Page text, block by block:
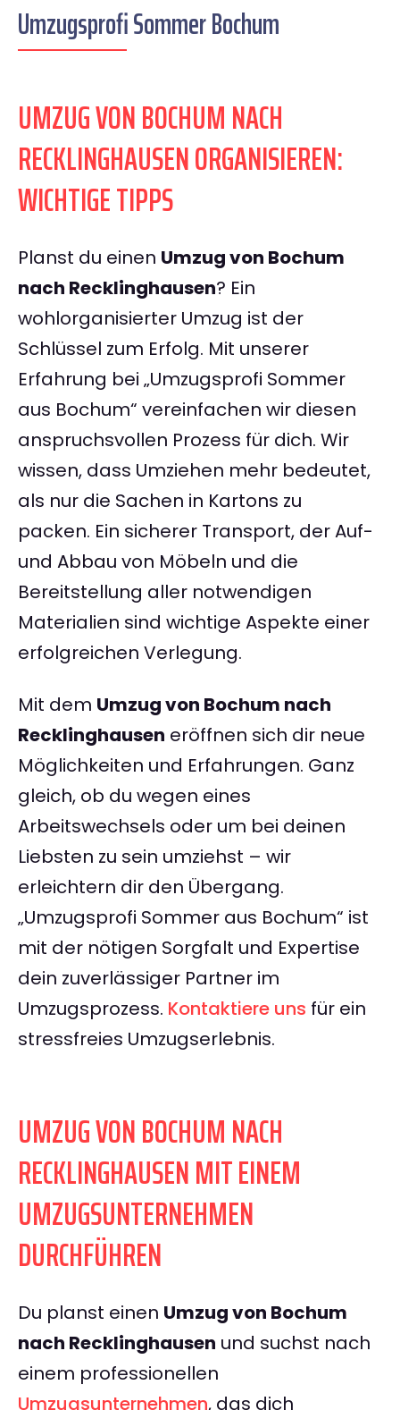
Umzugsprofi Sommer Bochum
UMZUG VON BOCHUM NACH
RECKLINGHAUSEN ORGANISIEREN:
WICHTIGE TIPPS
Planst du einen Umzug von Bochum
nach Recklinghausen? Ein
wohlorganisierter Umzug ist der
Schlüssel zum Erfolg. Mit unserer
Erfahrung bei „Umzugsprofi Sommer
aus Bochum“ vereinfachen wir diesen
anspruchsvollen Prozess für dich. Wir
wissen, dass Umziehen mehr bedeutet,
als nur die Sachen in Kartons zu
packen. Ein sicherer Transport, der Auf-
und Abbau von Möbeln und die
Bereitstellung aller notwendigen
Materialien sind wichtige Aspekte einer
erfolgreichen Verlegung.
Mit dem Umzug von Bochum nach
Recklinghausen eröffnen sich dir neue
Möglichkeiten und Erfahrungen. Ganz
gleich, ob du wegen eines
Arbeitswechsels oder um bei deinen
Liebsten zu sein umziehst – wir
erleichtern dir den Übergang.
„Umzugsprofi Sommer aus Bochum“ ist
mit der nötigen Sorgfalt und Expertise
dein zuverlässiger Partner im
Umzugsprozess. Kontaktiere uns für ein
stressfreies Umzugserlebnis.
UMZUG VON BOCHUM NACH
RECKLINGHAUSEN MIT EINEM
UMZUGSUNTERNEHMEN
DURCHFÜHREN
Du planst einen Umzug von Bochum
nach Recklinghausen und suchst nach
einem professionellen
Umzugsunternehmen, das dich